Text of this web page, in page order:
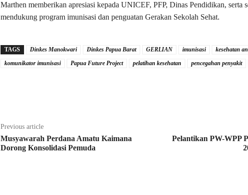
Marthen memberikan apresiasi kepada UNICEF, PFP, Dinas Pendidikan, serta
mendukung program imunisasi dan penguatan Gerakan Sekolah Sehat.
TAGS Dinkes Manokwari Dinkes Papua Barat GERLIAN imunisasi
kesehatan
komunikator imunisasi
Papua Future Project pelatihan kesehatan pencegahan penyakit
Previous article
Musyawarah Perdana Amatu Kaimana
Dorong Konsolidasi Pemuda
Pelantikan PW-WPP